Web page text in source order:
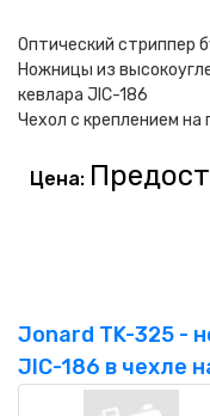
Оптический стриппер
Ножницы из
кевлара JIC-186
Чехол с креплением на
Цена:
Jonard TK-325 -
JIC-186 в чехле